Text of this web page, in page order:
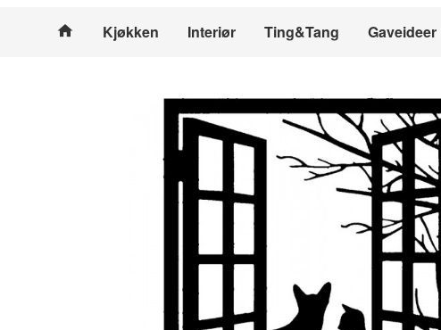
Produkter
Kjøkken Interiør Ting&Tang Gaveideer